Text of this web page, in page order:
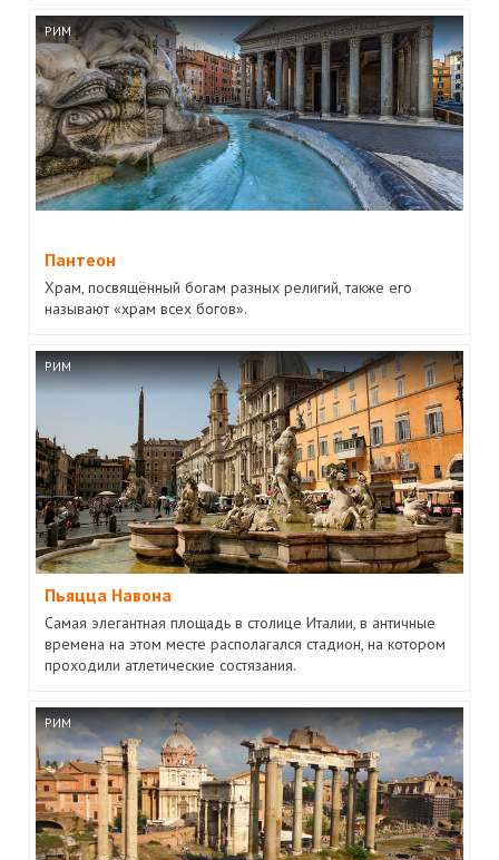
РИМ
Пантеон
Храм, посвящённый богам разных религий, также его
называют «храм всех богов».
РИМ
Пьяцца Навона
Самая элегантная площадь в столице Италии, в античные
времена на этом месте располагался стадион, на котором
проходили атлетические состязания.
РИМ